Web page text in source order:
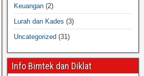
Keuangan (2)
Lurah dan Kades (3)
Uncategorized (31)
Info Bimtek dan Diklat